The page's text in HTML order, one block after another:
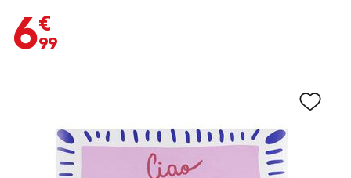
6,99 €